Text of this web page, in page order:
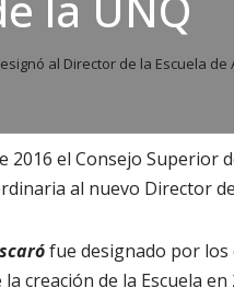
al Director de la Escuela de
2016 el Consejo Superior
al nuevo Director
fue designado por los
la creación de la Escuela